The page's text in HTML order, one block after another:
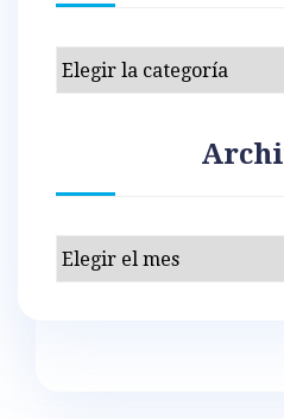
Categorías
Archivos